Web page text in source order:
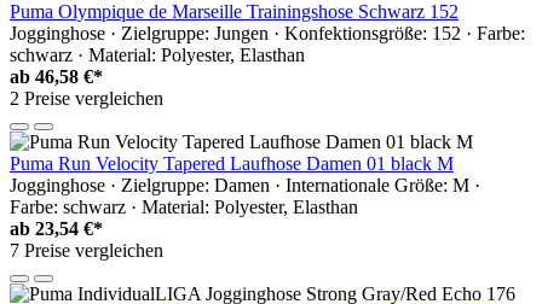
Puma Olympique de Marseille Trainingshose Schwarz 152
Jogginghose · Zielgruppe: Jungen · Konfektionsgröße: 152 · Farbe:
schwarz · Material: Polyester, Elasthan
ab 46,58 €*
2 Preise vergleichen
Puma Run Velocity Tapered Laufhose Damen 01 black M
Jogginghose · Zielgruppe: Damen · Internationale Größe: M ·
Farbe: schwarz · Material: Polyester, Elasthan
ab 23,54 €*
7 Preise vergleichen